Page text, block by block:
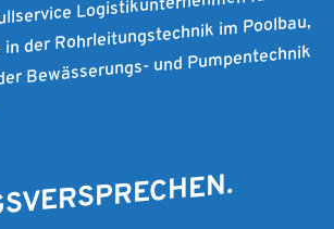
Logistikunternehmen für
der Rohrleitungstechnik im Poolbau,
Bewässerungs- und Pumpentechnik